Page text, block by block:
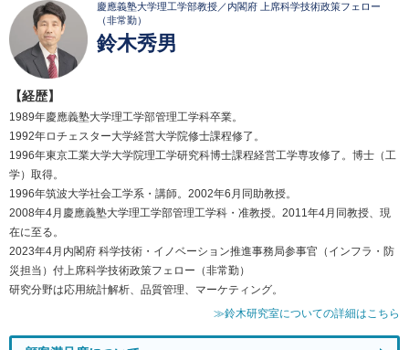
慶應義塾大学理工学部教授／内閣府 上席科学技術政策フェロー
（非常勤）
鈴木秀男
【経歴】
1989年慶應義塾大学理工学部管理工学科卒業。
1992年ロチェスター大学経営大学院修士課程修了。
1996年東京工業大学大学院理工学研究科博士課程経営工学専攻修了。博士（工
学）取得。
1996年筑波大学社会工学系・講師。2002年6月同助教授。
2008年4月慶應義塾大学理工学部管理工学科・准教授。2011年4月同教授、現
在に至る。
2023年4月内閣府 科学技術・イノベーション推進事務局参事官（インフラ・防
災担当）付上席科学技術政策フェロー（非常勤）
研究分野は応用統計解析、品質管理、マーケティング。
≫鈴木研究室についての詳細はこちら